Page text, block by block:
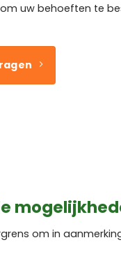
uw behoeften te
om in